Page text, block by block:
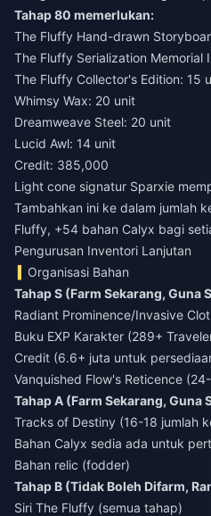
Tahap 80 memerlukan:
The Fluffy Hand-drawn
The Fluffy Serialization Memorial
The Fluffy Collector's Edition: 15
Whimsy Wax: 20 unit
Dreamweave Steel: 20 unit
Lucid Awl: 14 unit
Credit: 385,000
Light cone signatur Sparxie
Tambahkan ini ke dalam jumlah
Fluffy, +54 bahan Calyx bagi
Pengurusan Inventori Lanjutan
Organisasi Bahan
Tahap S (Farm Sekarang, Guna
Radiant Prominence/Invasive
Buku EXP Karakter (289+
Credit (6.6+ juta untuk
Vanquished Flow's Reticence
Tahap A (Farm Sekarang, Guna
Tracks of Destiny (16-18 jumlah
Bahan Calyx sedia ada untuk
Bahan relic (fodder)
Tahap B (Tidak Boleh Difarm,
Siri The Fluffy (semua tahap)